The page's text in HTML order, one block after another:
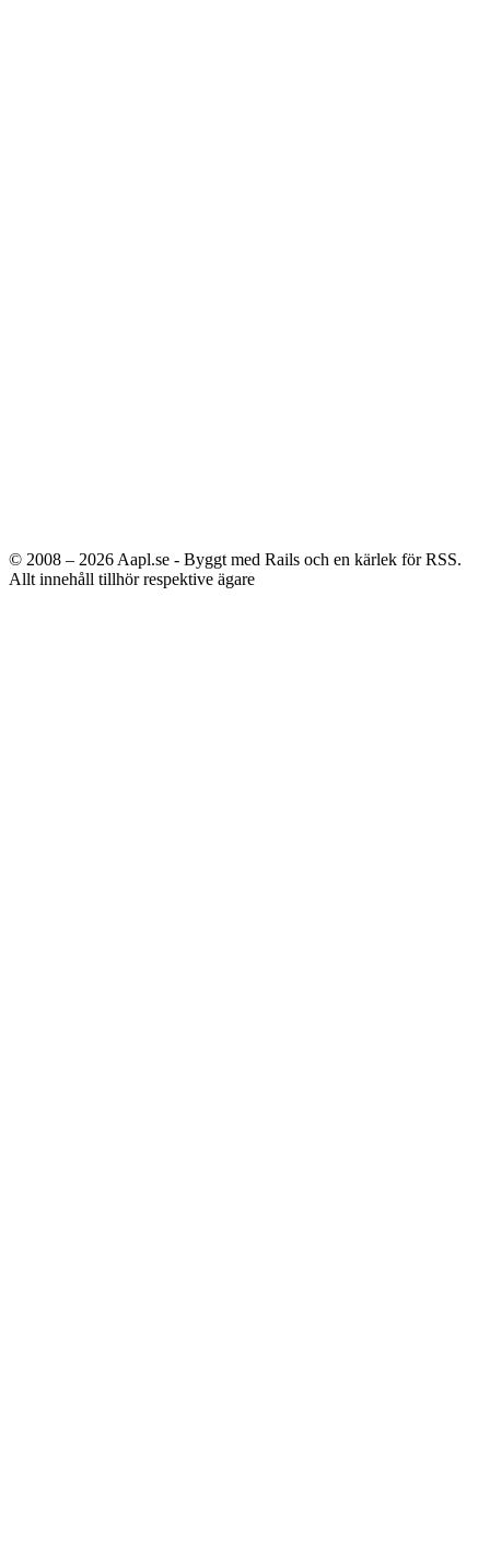
© 2008 – 2026 Aapl.se - Byggt med Rails och en kärlek för RSS.
Allt innehåll tillhör respektive ägare